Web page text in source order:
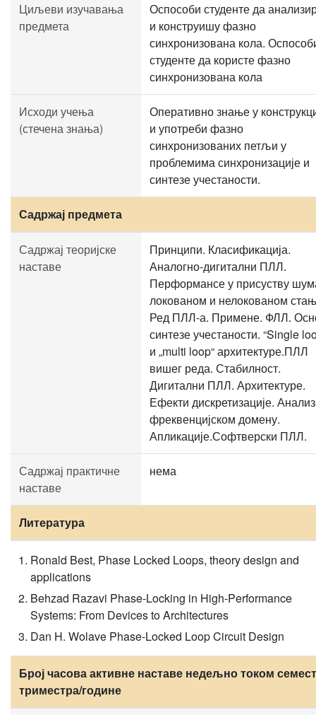
Циљеви изучавања
предмета
Оспособи студенте да
и конструишу фазно
синхронизована кола.
студенте да користе фазно
синхронизована кола
Исходи учења
(стечена знања)
Оперативно знање у
и употреби фазно
синхронизованих петљи у
проблемима синхронизације и
синтезе учестаности.
Садржај предмета
Садржај теоријске
наставе
Принципи. Класификација.
Аналогно-дигитални ПЛЛ.
Перформансе у присуству
локованом и нелокованом
Ред ПЛЛ-а. Примене. ФЛЛ.
синтезе учестаности. “Single
и „multi loop“ архитектуре.ПЛЛ
вишег реда. Стабилност.
Дигитални ПЛЛ. Архитектуре.
Ефекти дискретизације.
фреквенцијском домену.
Апликације.Софтверски ПЛЛ.
Садржај практичне
наставе
нема
Литература
Ronald Best, Phase Locked Loops, theory design and
applications
Behzad Razavi Phase-Locking in High-Performance
Systems: From Devices to Architectures
Dan H. Wolave Phase-Locked Loop Circuit Design
Број часова активне наставе недељно током
триместра/године